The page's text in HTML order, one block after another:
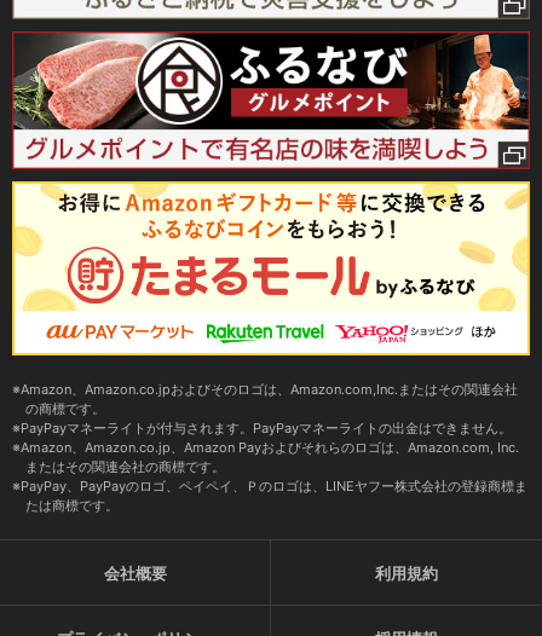
Amazon、Amazon.co.jpおよびそのロゴは、Amazon.com,Inc.またはその関連会社
の商標です。
PayPayマネーライトが付与されます。PayPayマネーライトの出金はできません。
Amazon、Amazon.co.jp、Amazon Payおよびそれらのロゴは、Amazon.com, Inc.
またはその関連会社の商標です。
PayPay、PayPayのロゴ、ペイペイ、Ｐのロゴは、LINEヤフー株式会社の登録商標ま
たは商標です。
会社概要 利用規約